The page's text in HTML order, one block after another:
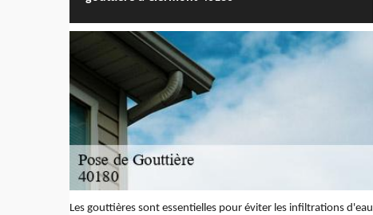
Les gouttières sont essentielles pour éviter les infiltrations d'eau